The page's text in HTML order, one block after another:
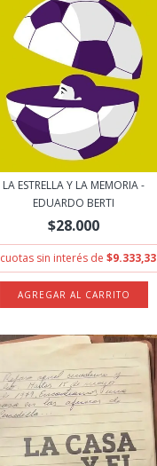
LA ESTRELLA Y LA MEMORIA -
EDUARDO BERTI
$28.000
cuotas sin interés de$9.333,33